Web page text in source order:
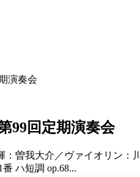
99回定期演奏会
：曽我大介／ヴァイオリン
ハ短調 op.68...